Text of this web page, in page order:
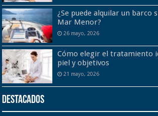
¿Se puede alquilar un barco
Mar Menor?
26 mayo, 2026
Cómo elegir el tratamiento
piel y objetivos
21 mayo, 2026
Destacados